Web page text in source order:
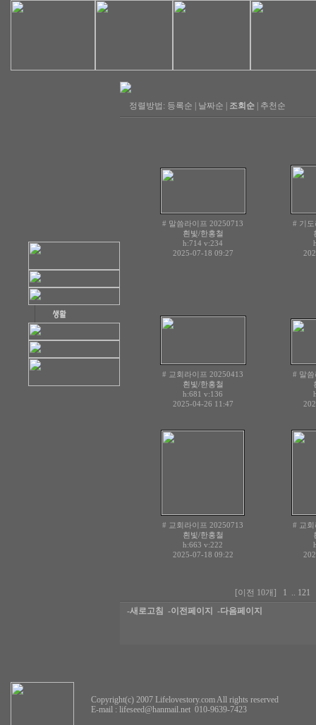
정렬방법: 등록순 날짜순 조회순 추천순
# 말씀라이프 20250713
흰빛/한홍철
h:714 v:234
2025-07-18 09:27
# 기
# 교회라이프 20250413
흰빛/한홍철
h:681 v:136
2025-04-26 11:47
# 말
# 교회라이프 20250713
흰빛/한홍철
h:663 v:222
2025-07-18 09:22
# 교
[이전 10개] 1 .. 121
-새로고침
-이전페이지 -다음페이지
Copyright(c) 2007 Lifelovestory.com All rights reserved
E-mail : lifeseed@hanmail.net 010-9639-7423